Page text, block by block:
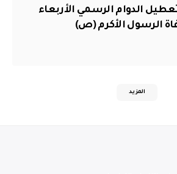
الدوام الرسمي الأربعاء
الرسول الأكرم (ص)
المزيد